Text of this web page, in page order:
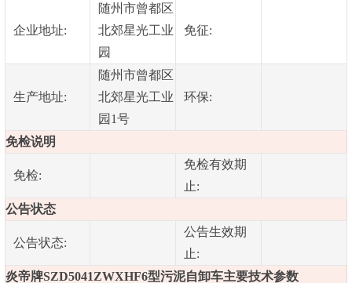
企业地址:
随州市曾都区
北郊星光工业
园
免征:
生产地址:
随州市曾都区
北郊星光工业
园1号
环保:
免检说明
免检:
免检有效期
止:
公告状态
公告状态:
公告生效期
止:
炎帝牌SZD5041ZWXHF6型污泥自卸车主要技术参数